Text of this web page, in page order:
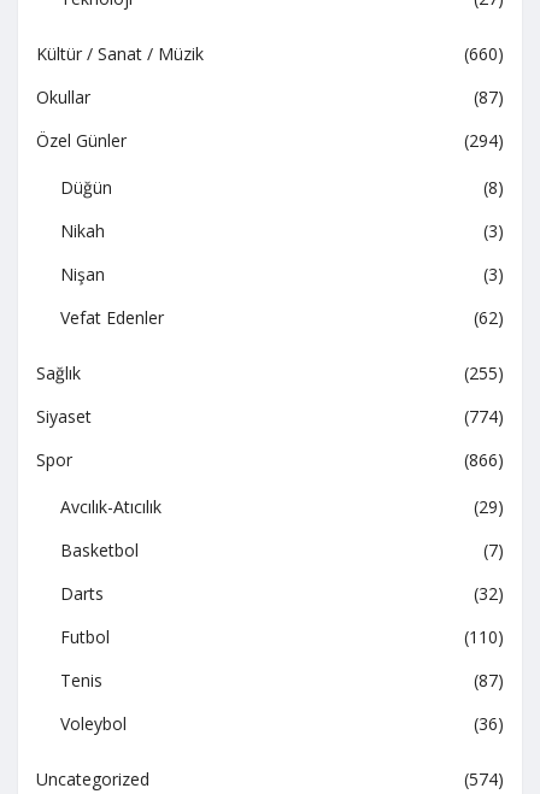
Kültür / Sanat / Müzik
(660)
Okullar
(87)
Özel Günler
(294)
Düğün
(8)
Nikah
(3)
Nişan
(3)
Vefat Edenler
(62)
Sağlık
(255)
Siyaset
(774)
Spor
(866)
Avcılık-Atıcılık
(29)
Basketbol
(7)
Darts
(32)
Futbol
(110)
Tenis
(87)
Voleybol
(36)
Uncategorized
(574)